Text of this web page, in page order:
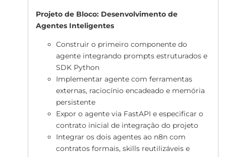
Projeto de Bloco: Desenvolvimento de
Agentes Inteligentes
Construir o primeiro componente do
agente integrando prompts estruturados e
SDK Python
Implementar agente com ferramentas
externas, raciocínio encadeado e memória
persistente
Expor o agente via FastAPI e especificar o
contrato inicial de integração do projeto
Integrar os dois agentes ao n8n com
contratos formais, skills reutilizáveis e